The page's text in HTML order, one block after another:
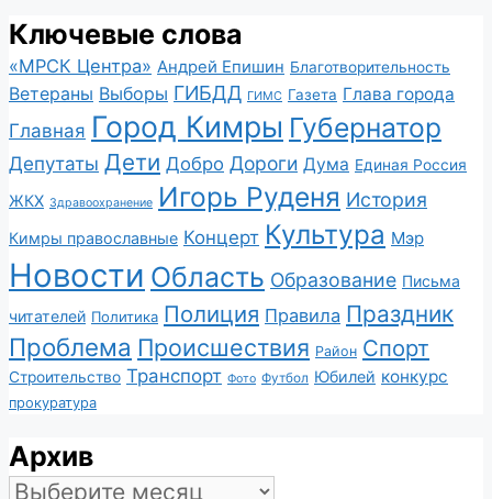
Ключевые слова
«МРСК Центра» Андрей Епишин Благотворительность
Ветераны Выборы ГИБДД ГИМС Газета Глава города
Главная Город Кимры Губернатор
Депутаты Дети Добро Дороги Дума Единая Россия
ЖКХ Здравоохранение Игорь Руденя История
Кимры православные Концерт Культура Мэр
Новости Область Образование Письма
читателей Политика Полиция Правила Праздник
Проблема Происшествия Район Спорт
Строительство Транспорт Фото Футбол Юбилей конкурс
прокуратура
Архив
Архив